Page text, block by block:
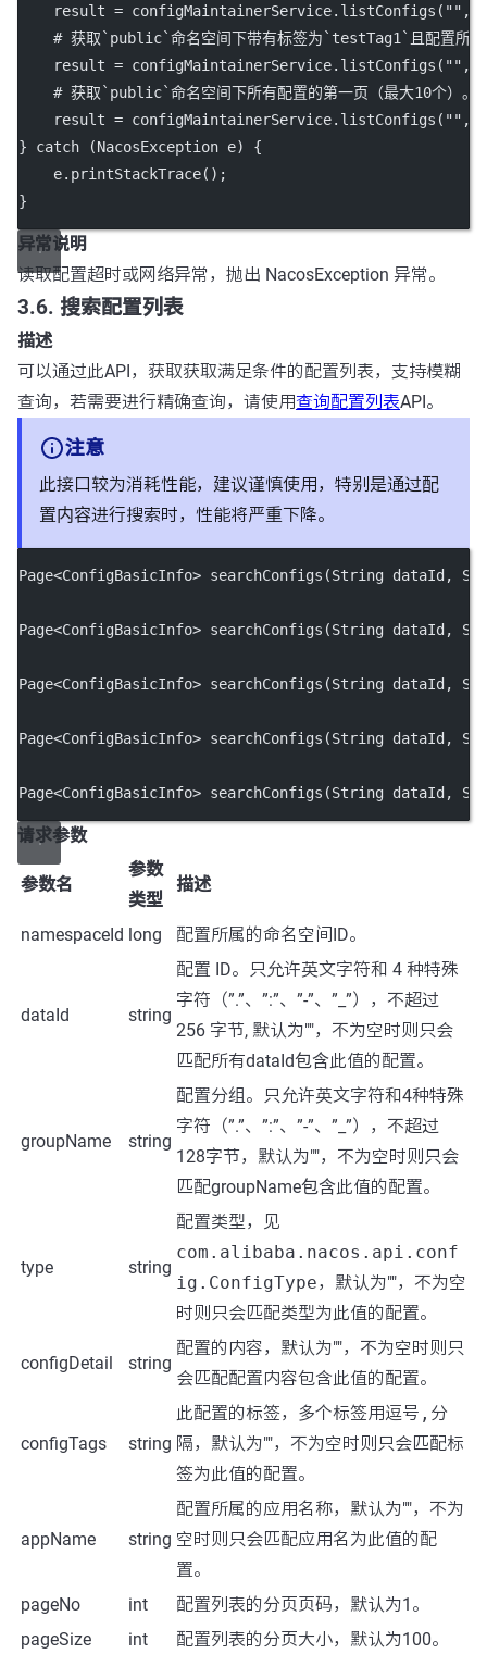
    result
= configMaintainerService. listConfigs ( "" ,
    # 获取`
public`命名空间下带有标签为`testTag1`且配置所
    result
= configMaintainerService. listConfigs ( "" ,
    # 获取`
public`命名空间下所有配置的第一页（最大10个）。
    result
= configMaintainerService. listConfigs ( "" ,
} catch (NacosException e) {
    e.
printStackTrace();
}
异常说明
读取配置超时或网络异常，抛出 NacosException 异常。
3.6. 搜索配置列表
描述
可以通过此API，获取获取满足条件的配置列表，支持模糊
查询，若需要进行精确查询，请使用查询配置列表API。
注意
此接口较为消耗性能，建议谨慎使用，特别是通过配
置内容进行搜索时，性能将严重下降。
Page<ConfigBasicInfo> searchConfigs (String dataId,
Page<ConfigBasicInfo> searchConfigs (String dataId,
Page<ConfigBasicInfo> searchConfigs (String dataId,
Page<ConfigBasicInfo> searchConfigs (String dataId,
Page<ConfigBasicInfo> searchConfigs (String dataId,
请求参数
参数名
参数
类型
描述
namespaceId long 配置所属的命名空间ID。
dataId string
配置 ID。只允许英文字符和 4 种特殊
字符（”.”、”:”、”-”、”_”），不超过
256 字节, 默认为""，不为空时则只会
匹配所有dataId包含此值的配置。
groupName string
配置分组。只允许英文字符和4种特殊
字符（”.”、”:”、”-”、”_”），不超过
128字节，默认为""，不为空时则只会
匹配groupName包含此值的配置。
type string
配置类型，见
com.alibaba.nacos.api.conf
ig.ConfigType，默认为""，不为空
时则只会匹配类型为此值的配置。
configDetail string
配置的内容，默认为""，不为空时则只
会匹配配置内容包含此值的配置。
configTags string
此配置的标签，多个标签用逗号 , 分
隔，默认为""，不为空时则只会匹配标
签为此值的配置。
appName string
配置所属的应用名称，默认为""，不为
空时则只会匹配应用名为此值的配
置。
pageNo
int
配置列表的分页页码，默认为1。
pageSize
int 配置列表的分页大小，默认为100。